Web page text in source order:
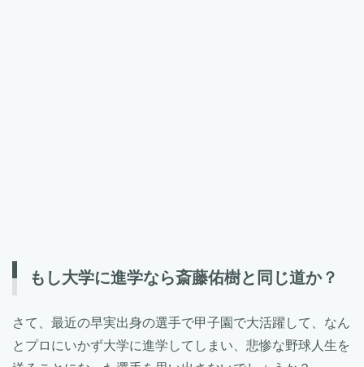
もし大学に進学なら斎藤佑樹と同じ道か？
さて、最近の早実出身の選手で甲子園で大活躍して、なん
とプロにいかず大学に進学してしまい、悲惨な野球人生を